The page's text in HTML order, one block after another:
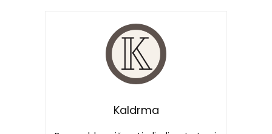
Kaldrma